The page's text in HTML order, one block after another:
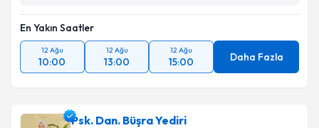
En Yakın Saatler
12 Ağu
10:00
12 Ağu
13:00
12 Ağu
15:00 Daha Fazla
Psk. Dan. Büşra Yediri